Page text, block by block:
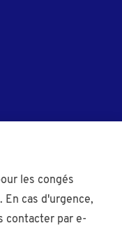
les congés
En cas d'urgence,
contacter par e-